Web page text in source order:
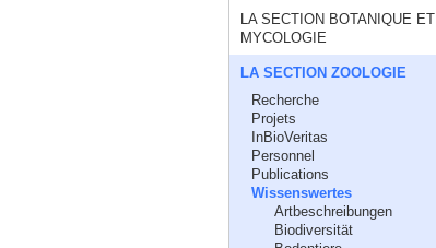
LA SECTION BOTANIQUE ET
MYCOLOGIE
LA SECTION ZOOLOGIE
Recherche
Projets
InBioVeritas
Personnel
Publications
Wissenswertes
Artbeschreibungen
Biodiversität